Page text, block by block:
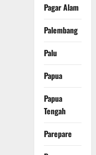
Pagar Alam
Palembang
Palu
Papua
Papua
Tengah
Parepare